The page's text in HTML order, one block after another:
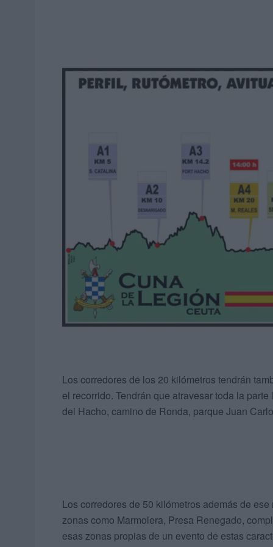
Los corredores de los 20 kilómetros tendrán
el recorrido. Tendrán que atravesar toda la
del Hacho, camino de Ronda, parque Juan
Los corredores de 50 kilómetros además de
zonas como Marmolera, Presa Renegado,
esas zonas propias de un evento de estas